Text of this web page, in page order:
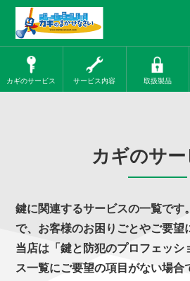
カギのサービス サービス内容 取扱製品
カギのサー
鍵に関連するサービスの一覧です
で、お客様のお困りごとやご要望
当店は「鍵と防犯のプロフェッシ
ス一覧にご要望の項目がない場合